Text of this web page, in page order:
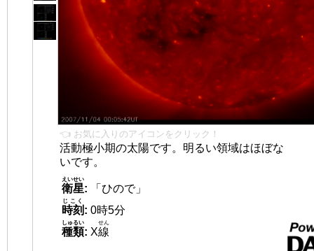
👈 お気に入りのアイコンをクリック！
活動極小期の太陽です。明るい領域はほぼな
いです。
衛星
えいせい
:
「ひので」
時刻
じこく
: 0時5分
種類
しゅるい
: X線
せん